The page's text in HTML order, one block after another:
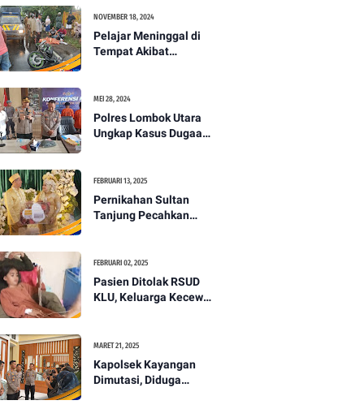
PENANTB
NOVEMBER 18, 2024
Pelajar Meninggal di
Tempat Akibat
Utara -PENANTB
MEI 28, 2024
Polres Lombok Utara
Ungkap Kasus Dugaan
Gantung Diri
FEBRUARI 13, 2025
Pernikahan Sultan
Tanjung Pecahkan
PENANTB
FEBRUARI 02, 2025
Pasien Ditolak RSUD
KLU, Keluarga Kecewa
MARET 21, 2025
Kapolsek Kayangan
Dimutasi, Diduga